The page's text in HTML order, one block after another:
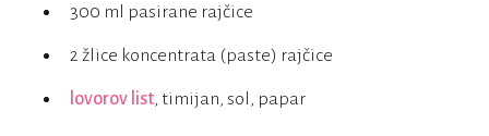
300 ml pasirane rajčice
2 žlice koncentrata (paste) rajčice
lovorov list, timijan, sol, papar